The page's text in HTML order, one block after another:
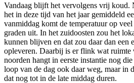
Vandaag blijft het vervolgens vrij koud.
het in deze tijd van het jaar gemiddeld
vanmiddag komt de temperatuur op
graden uit. In het zuidoosten zou het
kunnen blijven en dat zou daar dan een
opleveren. Daarbij is er flink wat ruimte
noorden hangt in eerste instantie nog
loop van de dag ook daar weg, maar in
dat nog tot in de late middag duren.